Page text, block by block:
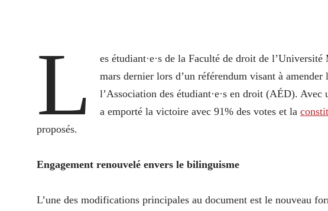
L
es étudiant·e·s de la Faculté de droit de
mars dernier lors d’un référendum visant à
l’Association des étudiant·e·s en droit (AÉD).
a emporté la victoire avec 91% des votes et la
proposés.
Engagement renouvelé envers le bilinguisme
L’une des modifications principales au document est le nouveau